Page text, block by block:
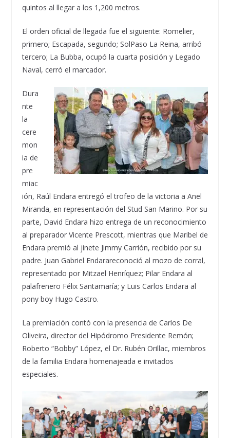
quintos al llegar a los 1,200 metros.
El orden oficial de llegada fue el siguiente: Romelier,
primero; Escapada, segundo; SolPaso La Reina, arribó
tercero; La Bubba, ocupó la cuarta posición y Legado
Naval, cerró el marcador.
Dura
nte
la
cere
mon
ia de
pre
miac
ión, Raúl Endara entregó el trofeo de la victoria a Anel
Miranda, en representación del Stud San Marino. Por su
parte, David Endara hizo entrega de un reconocimiento
al preparador Vicente Prescott, mientras que Maribel de
Endara premió al jinete Jimmy Carrión, recibido por su
padre. Juan Gabriel Endarareconoció al mozo de corral,
representado por Mitzael Henríquez; Pilar Endara al
palafrenero Félix Santamaría; y Luis Carlos Endara al
pony boy Hugo Castro.
La premiación contó con la presencia de Carlos De
Oliveira, director del Hipódromo Presidente Remón;
Roberto “Bobby” López, el Dr. Rubén Orillac, miembros
de la familia Endara homenajeada e invitados
especiales.